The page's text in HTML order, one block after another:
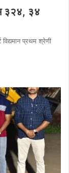
३२४, ३४
विद्यमान प्रथम श्रेणी